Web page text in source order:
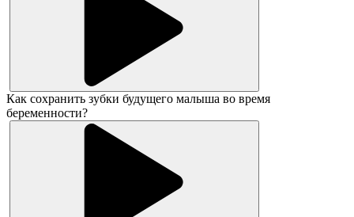
Как сохранить зубки будущего малыша во время
беременности?